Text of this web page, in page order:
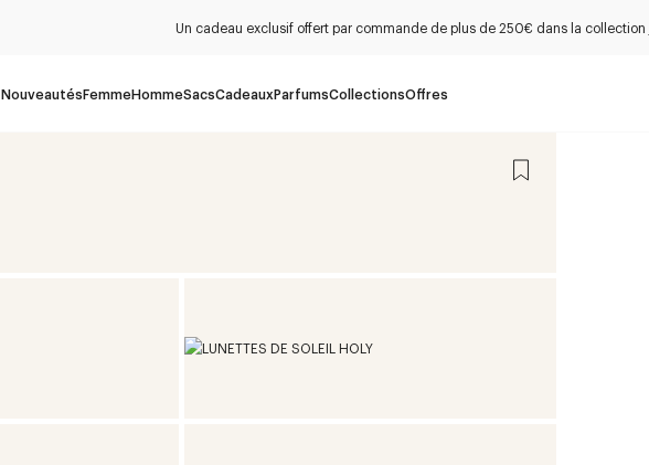
Un cadeau exclusif offert par commande de plus de 250€ dans la collection
NouveautésFemmeHommeSacsCadeauxParfumsCollectionsOffres